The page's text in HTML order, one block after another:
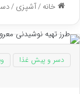
خانه/آشپزی/
دسر و پیش غذا